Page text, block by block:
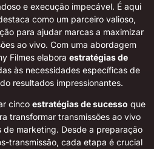
e execução impecável. É aqui
como um parceiro valioso,
para ajudar marcas a maximizar
ao vivo. Com uma abordagem
Filmes elabora estratégias de
às necessidades específicas de
resultados impressionantes.
cinco estratégias de sucesso que
transformar transmissões ao vivo
marketing. Desde a preparação
transmissão, cada etapa é crucial